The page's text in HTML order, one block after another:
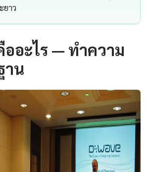
ยาว
ออะไร — ทำความ
าน